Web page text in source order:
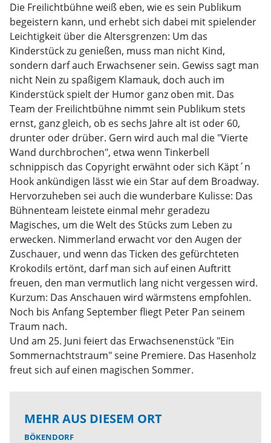
Die Freilichtbühne weiß eben, wie es sein Publikum
begeistern kann, und erhebt sich dabei mit spielender
Leichtigkeit über die Altersgrenzen: Um das
Kinderstück zu genießen, muss man nicht Kind,
sondern darf auch Erwachsener sein. Gewiss sagt man
nicht Nein zu spaßigem Klamauk, doch auch im
Kinderstück spielt der Humor ganz oben mit. Das
Team der Freilichtbühne nimmt sein Publikum stets
ernst, ganz gleich, ob es sechs Jahre alt ist oder 60,
drunter oder drüber. Gern wird auch mal die "Vierte
Wand durchbrochen", etwa wenn Tinkerbell
schnippisch das Copyright erwähnt oder sich Käpt´n
Hook ankündigen lässt wie ein Star auf dem Broadway.
Hervorzuheben sei auch die wunderbare Kulisse: Das
Bühnenteam leistete einmal mehr geradezu
Magisches, um die Welt des Stücks zum Leben zu
erwecken. Nimmerland erwacht vor den Augen der
Zuschauer, und wenn das Ticken des gefürchteten
Krokodils ertönt, darf man sich auf einen Auftritt
freuen, den man vermutlich lang nicht vergessen wird.
Kurzum: Das Anschauen wird wärmstens empfohlen.
Noch bis Anfang September fliegt Peter Pan seinem
Traum nach.
Und am 25. Juni feiert das Erwachsenenstück "Ein
Sommernachtstraum" seine Premiere. Das Hasenholz
freut sich auf einen magischen Sommer.
MEHR AUS DIESEM ORT
BÖKENDORF